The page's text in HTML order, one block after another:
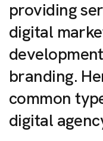
providing
digital
branding.
common
digital